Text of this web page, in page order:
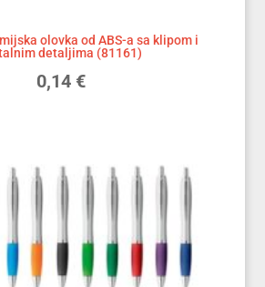
olovka od ABS-a sa klipom i
detaljima (81161)
0,14 €